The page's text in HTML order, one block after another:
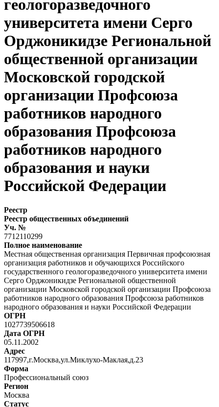
геологоразведочного
университета имени Серго
Орджоникидзе Региональной
общественной организации
Московской городской
организации Профсоюза
работников народного
образования Профсоюза
работников народного
образования и науки
Российской Федерации
Реестр
Реестр общественных объединений
Уч. №
7712110299
Полное наименование
Местная общественная организация Первичная профсоюзная
организация работников и обучающихся Российского
государственного геологоразведочного университета имени
Серго Орджоникидзе Региональной общественной
организации Московской городской организации Профсоюза
работников народного образования Профсоюза работников
народного образования и науки Российской Федерации
ОГРН
1027739506618
Дата ОГРН
05.11.2002
Адрес
117997,г.Москва,ул.Миклухо-Маклая,д.23
Форма
Профессиональный союз
Регион
Москва
Статус